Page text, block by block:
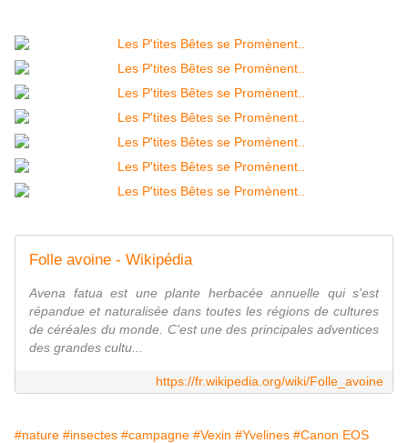
Folle avoine - Wikipédia
Avena fatua est une plante herbacée annuelle qui s'est
répandue et naturalisée dans toutes les régions de cultures
de céréales du monde. C'est une des principales adventices
des grandes cultu...
https://fr.wikipedia.org/wiki/Folle_avoine
#nature #insectes #campagne #Vexin #Yvelines #Canon EOS